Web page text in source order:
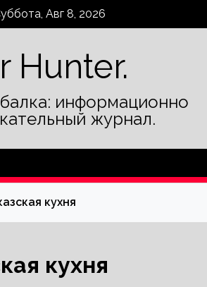
Авг 8, 2026
Hunter.
информационно
журнал.
кухня
кухня